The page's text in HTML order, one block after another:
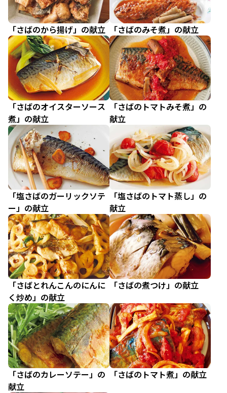
「さばのから揚げ」の献立 「さばのみそ煮」の献立
「さばのオイスターソース
煮」の献立
「さばのトマトみそ煮」の
献立
「塩さばのガーリックソテ
ー」の献立
「塩さばのトマト蒸し」の
献立
「さばとれんこんのにんに
く炒め」の献立
「さばの煮つけ」の献立
「さばのカレーソテー」の
献立
「さばのトマト煮」の献立